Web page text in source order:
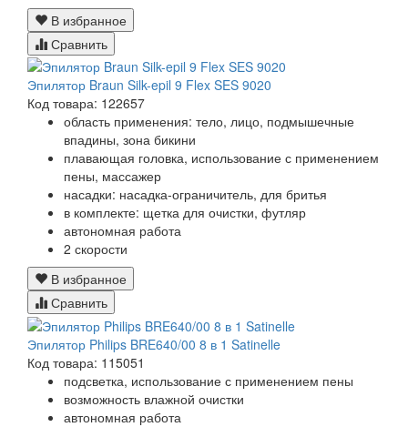
В избранное
Сравнить
Эпилятор Braun Silk-epil 9 Flex SES 9020
Код товара: 122657
область применения: тело, лицо, подмышечные
впадины, зона бикини
плавающая головка, использование с применением
пены, массажер
насадки: насадка-ограничитель, для бритья
в комплекте: щетка для очистки, футляр
автономная работа
2 скорости
В избранное
Сравнить
Эпилятор Philips BRE640/00 8 в 1 Satinelle
Код товара: 115051
подсветка, использование с применением пены
возможность влажной очистки
автономная работа